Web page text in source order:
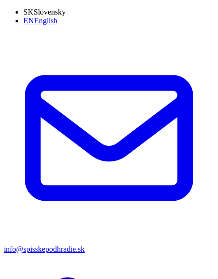
SKSlovensky
ENEnglish
info@spisskepodhradie.sk